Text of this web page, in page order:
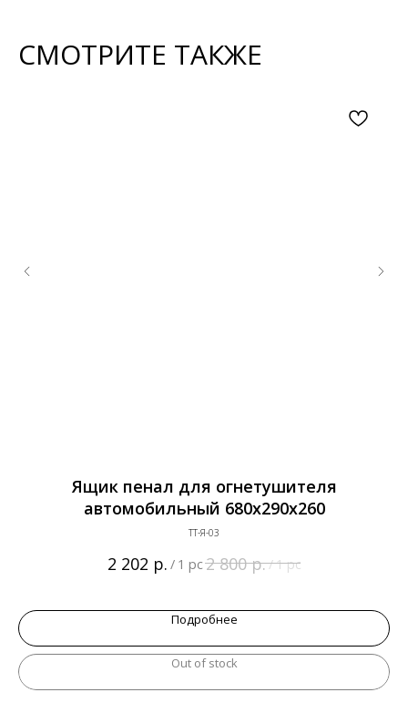
СМОТРИТЕ ТАКЖЕ
Ящик пенал для огнетушителя
автомобильный 680х290х260
ТТ-Я-03
2 202 р. / 1 pc2 800 р./1 pc
Подробнее
Out of stock